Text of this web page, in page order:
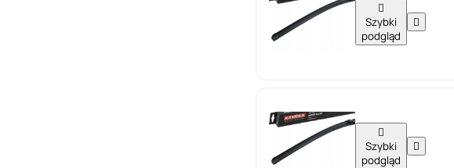

Szybki
podgląd


Szybki
podgląd
